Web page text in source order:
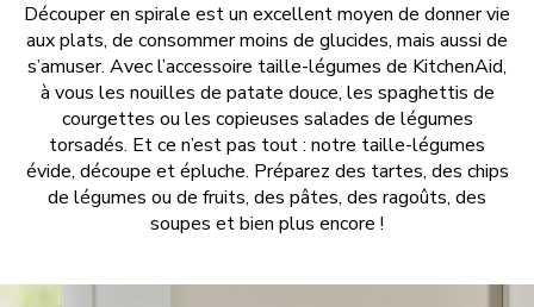
Découper en spirale est un excellent moyen de donner vie
aux plats, de consommer moins de glucides, mais aussi de
s’amuser. Avec l’accessoire taille-légumes de KitchenAid,
à vous les nouilles de patate douce, les spaghettis de
courgettes ou les copieuses salades de légumes
torsadés. Et ce n’est pas tout : notre taille-légumes
évide, découpe et épluche. Préparez des tartes, des chips
de légumes ou de fruits, des pâtes, des ragoûts, des
soupes et bien plus encore !